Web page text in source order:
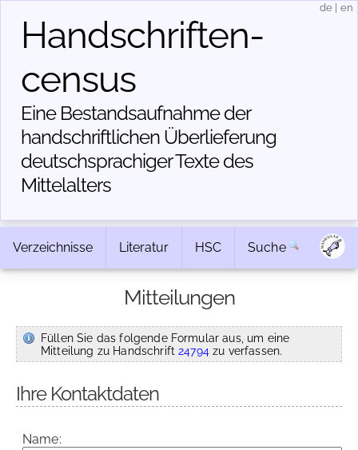
Handschriften­
census
Eine Bestandsaufnahme der
handschriftlichen Über­lieferung
deutschsprachiger Texte des
Mittelalters
de en
Verzeichnisse Literatur HSC Suche
Mitteilungen
Füllen Sie das folgende Formular aus, um eine
Mitteilung zu Handschrift24794zu verfassen.
Ihre Kontaktdaten
Name: